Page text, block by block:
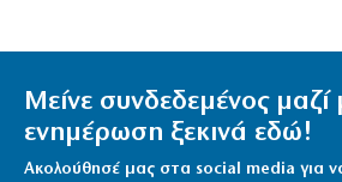
Μείνε συνδεδεμένος μαζί
ενημέρωση ξεκινά εδώ!
Ακολούθησέ μας στα social media για